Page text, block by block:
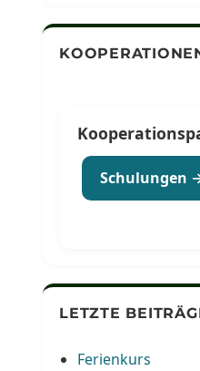
Schulungen
LETZTE
Ferienkurs